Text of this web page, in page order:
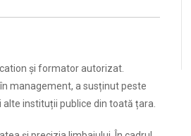
și formator autorizat.
management, a susținut peste
instituții publice din toată țara.